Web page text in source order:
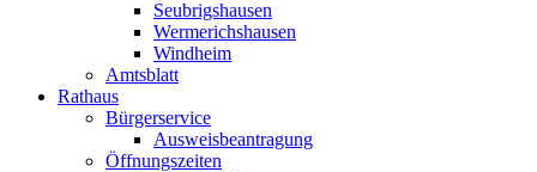
Seubrigshausen
Wermerichshausen
Windheim
Amtsblatt
Rathaus
Bürgerservice
Ausweisbeantragung
Öffnungszeiten